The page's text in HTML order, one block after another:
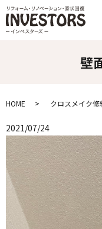
壁
HOME クロスメイク修
2021/07/24